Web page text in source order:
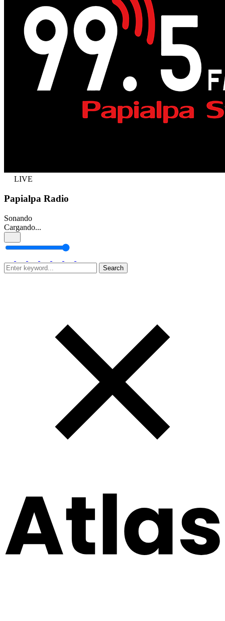
LIVE
Papialpa Radio
Sonando
Cargando...
Search